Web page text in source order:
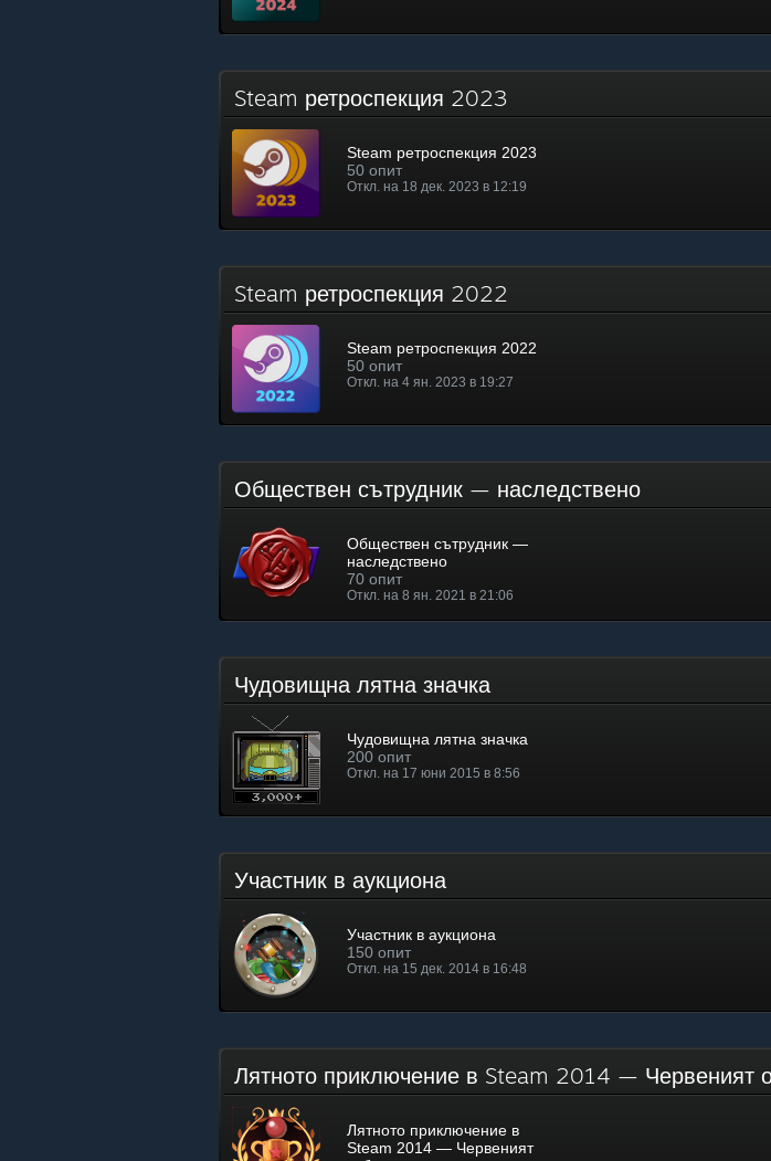
Steam ретроспекция 2023
Steam ретроспекция 2023
50 опит
Откл. на 18 дек. 2023 в 12:19
Steam ретроспекция 2022
Steam ретроспекция 2022
50 опит
Откл. на 4 ян. 2023 в 19:27
Обществен сътрудник — наследствено
Обществен сътрудник —
наследствено
70 опит
Откл. на 8 ян. 2021 в 21:06
Чудовищна лятна значка
Чудовищна лятна значка
200 опит
Откл. на 17 юни 2015 в 8:56
Участник в аукциона
Участник в аукциона
150 опит
Откл. на 15 дек. 2014 в 16:48
Лятното приключение в Steam 2014 — Червеният
Лятното приключение в
Steam 2014 — Червеният